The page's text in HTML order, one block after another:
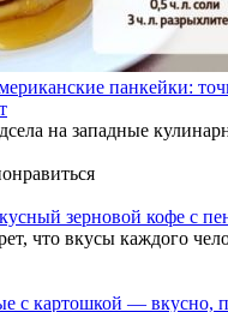
панкейки:
на западные
зерновой кофе с
что вкусы каждого